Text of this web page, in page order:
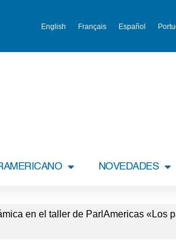
English Français Español
NOVEDADES
en el taller de ParlAmericas «Los